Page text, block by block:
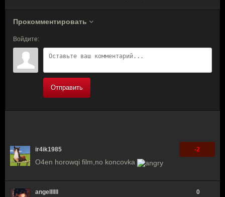
Прокомментировать
Войдите:
Отправить
ir4ik1985 -2
O4en horowqi film,no koncovka
angellllll 0